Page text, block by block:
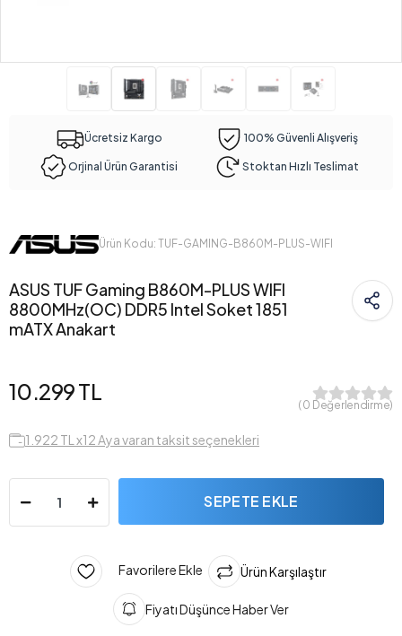
Ücretsiz Kargo 100% Güvenli Alışveriş
Orjinal Ürün Garantisi Stoktan Hızlı Teslimat
Ürün Kodu: TUF-GAMING-B860M-PLUS-WIFI
ASUS TUF Gaming B860M-PLUS WIFI
8800MHz(OC) DDR5 Intel Soket 1851
mATX Anakart
10.299 TL
( 0 Değerlendirme)
1.922 TL x12 Aya varan taksit seçenekleri
SEPETE EKLE
Favorilere Ekle Ürün Karşılaştır
Fiyatı Düşünce Haber Ver